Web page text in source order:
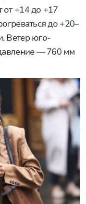
от +14 до +17
до +20–
Ветер юго-
— 760 мм